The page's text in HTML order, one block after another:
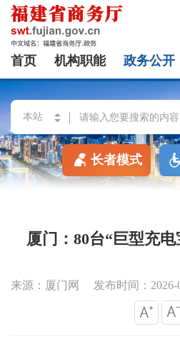
首页 机构职能 政务公开
长者模式
厦门：80台“巨型充
来源：厦门网 发布时间：2026-